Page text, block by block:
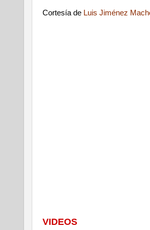
Cortesía de Luis Jiménez
VIDEOS